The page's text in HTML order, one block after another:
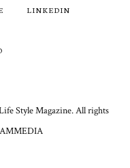
LINKEDIN
Style Magazine. All rights